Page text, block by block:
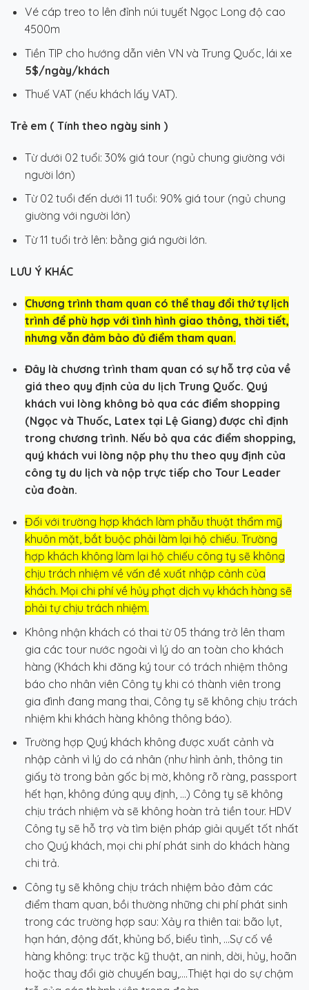
Vé cáp treo to lên đỉnh núi tuyết Ngọc Long độ cao
4500m
Tiền TIP cho hướng dẫn viên VN và Trung Quốc, lái xe
5$/ngày/khách
Thuế VAT (nếu khách lấy VAT).
Trẻ em ( Tính theo ngày sinh )
Từ dưới 02 tuổi: 30% giá tour (ngủ chung giường với
người lớn)
Từ 02 tuổi đến dưới 11 tuổi: 90% giá tour (ngủ chung
giường với người lớn)
Từ 11 tuổi trở lên: bằng giá người lớn.
LƯU Ý KHÁC
Chương trình tham quan có thể thay đổi thứ tự lịch
trình để phù hợp với tình hình giao thông, thời tiết,
nhưng vẫn đảm bảo đủ điểm tham quan.
Đây là chương trình tham quan có sự hỗ trợ của về
giá theo quy định của du lịch Trung Quốc. Quý
khách vui lòng không bỏ qua các điểm shopping
(Ngọc và Thuốc, Latex tại Lệ Giang) được chỉ định
trong chương trình. Nếu bỏ qua các điểm shopping,
quý khách vui lòng nộp phụ thu theo quy định của
công ty du lịch và nộp trực tiếp cho Tour Leader
của đoàn.
Đối với trường hợp khách làm phẫu thuật thẩm mỹ
khuôn mặt, bắt buộc phải làm lại hộ chiếu. Trường
hợp khách không làm lại hộ chiếu công ty sẽ không
chịu trách nhiệm về vấn đề xuất nhập cảnh của
khách. Mọi chi phí về hủy phạt dịch vụ khách hàng sẽ
phải tự chịu trách nhiệm.
Không nhận khách có thai từ 05 tháng trở lên tham
gia các tour nước ngoài vì lý do an toàn cho khách
hàng (Khách khi đăng ký tour có trách nhiệm thông
báo cho nhân viên Công ty khi có thành viên trong
gia đình đang mang thai, Công ty sẽ không chịu trách
nhiệm khi khách hàng không thông báo).
Trường hợp Quý khách không được xuất cảnh và
nhập cảnh vì lý do cá nhân (như hình ảnh, thông tin
giấy tờ trong bản gốc bị mờ, không rõ ràng, passport
hết hạn, không đúng quy định, …) Công ty sẽ không
chịu trách nhiệm và sẽ không hoàn trả tiền tour. HDV
Công ty sẽ hỗ trợ và tìm biện pháp giải quyết tốt nhất
cho Quý khách, mọi chi phí phát sinh do khách hàng
chi trả.
Công ty sẽ không chịu trách nhiệm bảo đảm các
điểm tham quan, bồi thường những chi phí phát sinh
trong các trường hợp sau: Xảy ra thiên tai: bão lụt,
hạn hán, động đất, khủng bố, biểu tình, …Sự cố về
hàng không: trục trặc kỹ thuật, an ninh, dời, hủy, hoãn
hoặc thay đổi giờ chuyến bay,….Thiệt hại do sự chậm